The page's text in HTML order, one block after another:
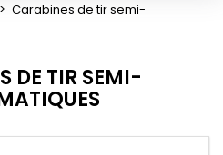
Carabines de tir semi-
DE TIR SEMI-